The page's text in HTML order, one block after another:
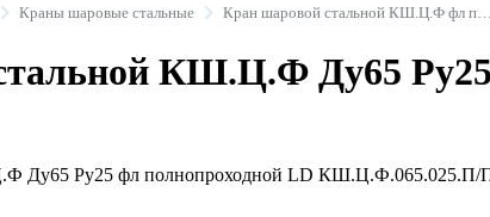
Краны шаровые стальные
КШ.Ц.Ф Ду65